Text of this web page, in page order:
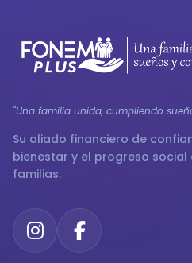
"Una familia unida, cumpliendo
Su aliado financiero de
bienestar y el progreso
familias.